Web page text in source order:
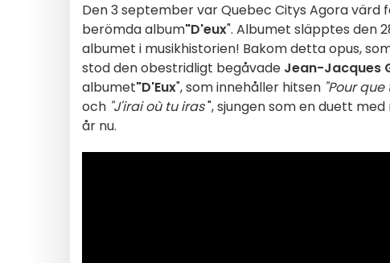
Den 3 september var Quebec Citys Agora värd
berömda album"D'eux". Albumet släpptes den
albumet i musikhistorien! Bakom detta opus,
stod den obestridligt begåvade Jean-Jacques
albumet"D'Eux", som innehåller hitsen "Pour
och "J'irai où tu iras", sjungen som en duett
år nu.